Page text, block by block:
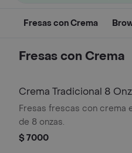
Fresas con Crema
Fresas con Crema
Crema Tradicional 8 Onz
Fresas frescas con crema
de 8 onzas.
$ 7000